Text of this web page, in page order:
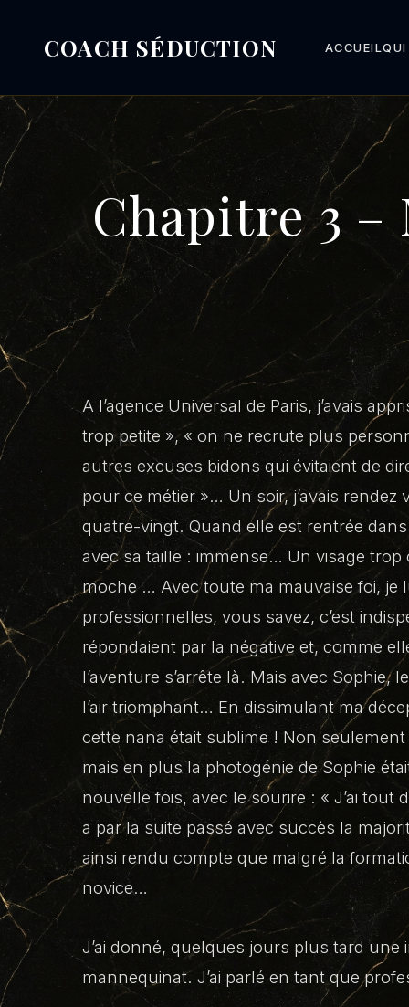
COACH SÉDUCTION ACCUEIL
Chapitre 3 –
A l’agence Universal de Paris, j’avais
trop petite », « on ne recrute plus
autres excuses bidons qui évitaient de
pour ce métier »… Un soir, j’avais
quatre-vingt. Quand elle est rentrée
avec sa taille : immense… Un visage
moche … Avec toute ma mauvaise foi, je
professionnelles, vous savez, c’est
répondaient par la négative et, comme
l’aventure s’arrête là. Mais avec
l’air triomphant… En dissimulant ma
cette nana était sublime ! Non
mais en plus la photogénie de Sophie
nouvelle fois, avec le sourire : « J’ai
a par la suite passé avec succès la
ainsi rendu compte que malgré la
novice…
J’ai donné, quelques jours plus tard
mannequinat. J’ai parlé en tant que